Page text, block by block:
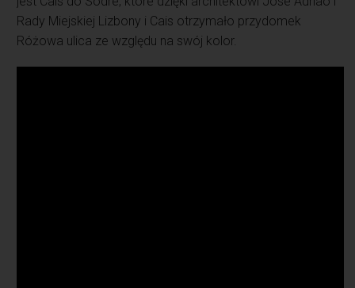
Rady Miejskiej Lizbony i Cais otrzymało przydomek
Różowa ulica ze względu na swój kolor.